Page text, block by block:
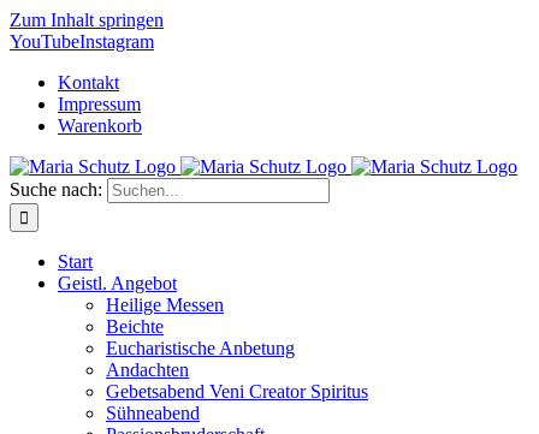
Zum Inhalt springen
YouTubeInstagram
Kontakt
Impressum
Warenkorb
Suche nach:
Start
Geistl. Angebot
Heilige Messen
Beichte
Eucharistische Anbetung
Andachten
Gebetsabend Veni Creator Spiritus
Sühneabend